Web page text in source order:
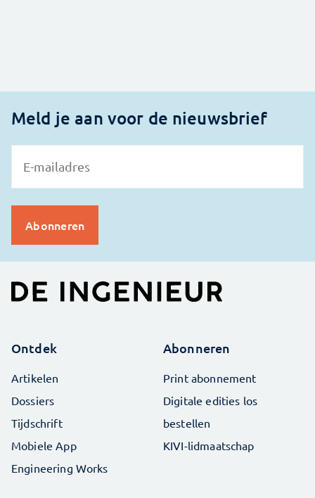
Meld je aan voor de nieuwsbrief
Ontdek
Artikelen
Dossiers
Tijdschrift
Mobiele App
Engineering Works
Abonneren
Print abonnement
Digitale edities los
bestellen
KIVI-lidmaatschap